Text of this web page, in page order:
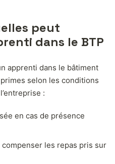
peut
dans le BTP
apprenti dans le bâtiment
selon les conditions
:
en cas de présence
les repas pris sur